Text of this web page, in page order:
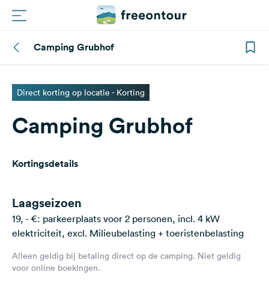
Routes
Campings
Magazine
Vragen &
Camping Grubhof
Direct korting op locatie - Korting
Camping Grubhof
Kortingsdetails
Laagseizoen
19, - €: parkeerplaats voor 2 personen, incl. 4 kW
elektriciteit, excl. Milieubelasting + toeristenbelasting
Alleen geldig bij betaling direct op de camping. Niet geldig
voor online boekingen.